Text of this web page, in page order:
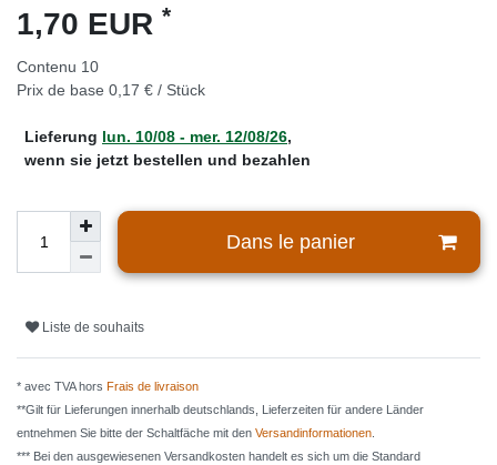
1,70 EUR *
Contenu 10
Prix de base 0,17 € / Stück
Lieferung lun. 10/08 - mer. 12/08/26,
wenn sie jetzt bestellen und bezahlen
Dans le panier
Liste de souhaits
* avec TVA hors Frais de livraison
**Gilt für Lieferungen innerhalb deutschlands, Lieferzeiten für andere Länder
entnehmen Sie bitte der Schaltfäche mit den Versandinformationen
*** Bei den ausgewiesenen Versandkosten handelt es sich um die Standard